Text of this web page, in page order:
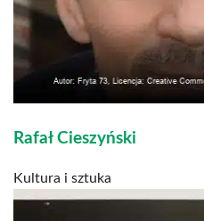
Rafał Cieszyński
Kultura i sztuka